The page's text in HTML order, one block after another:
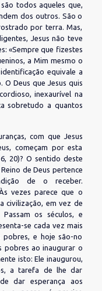
todos aqueles que,
dos outros. São o
por terra. Mas,
Jesus não teve
«Sempre que fizestes
a Mim mesmo o
equivale a
O Deus que Jesus quis
inexaurível na
sobretudo a quantos
com que Jesus
começam por esta
20)? O sentido deste
de Deus pertence
de o receber.
vezes parece que o
civilização, em vez de
os séculos, e
se cada vez mais
e hoje são-no
pobres ao inaugurar o
isto: Ele inaugurou,
a tarefa de lhe dar
dar esperança aos